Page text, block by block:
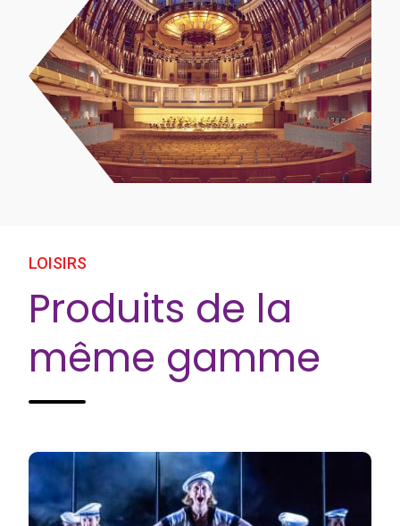
LOISIRS
Produits de la
même gamme